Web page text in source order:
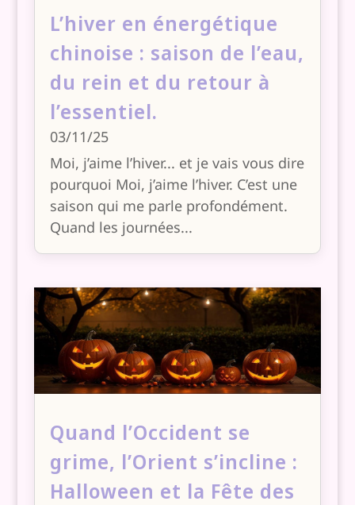
L’hiver en énergétique
chinoise : saison de l’eau,
du rein et du retour à
l’essentiel.
03/11/25
Moi, j’aime l’hiver... et je vais vous dire
pourquoi Moi, j’aime l’hiver. C’est une
saison qui me parle profondément.
Quand les journées...
Quand l’Occident se
grime, l’Orient s’incline :
Halloween et la Fête des